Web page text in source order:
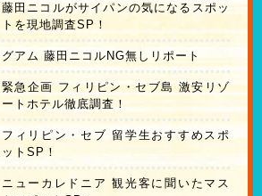
藤田ニコルがサイパンの気になるスポッ
トを現地調査SP！
グアム 藤田ニコルNG無しリポート
緊急企画 フィリピン・セブ島 激安リゾ
ートホテル徹底調査！
フィリピン・セブ 留学生おすすめスポ
ットSP！
ニューカレドニア 観光客に聞いたマス